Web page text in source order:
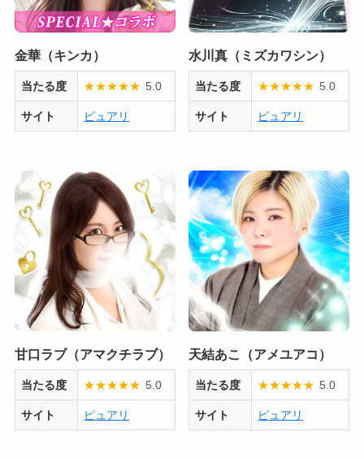
金華（キンカ）
当たる度 ★★★★★ 5.0
サイト ピュアリ
水川真（ミズカワシン）
当たる度 ★★★★★ 5.0
サイト ピュアリ
甘口ラブ（アマクチラブ）
当たる度 ★★★★★ 5.0
サイト ピュアリ
天結あこ（アメユアコ）
当たる度 ★★★★★ 5.0
サイト ピュアリ